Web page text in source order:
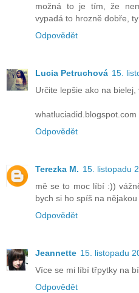
možná to je tím, že
vypadá to hrozně dobře,
Odpovědět
Lucia Petruchová 15.
Určite lepšie ako na
whatluciadid.blogspot.com
Odpovědět
Terezka M. 15. listopadu
mě se to moc líbí :))
bych si ho spíš na
Odpovědět
Jeannette 15. listopadu
Více se mi líbí třpytky na
Odpovědět